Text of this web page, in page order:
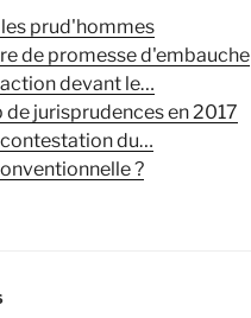
prud'hommes
de promesse d'embauche
devant le…
jurisprudences en 2017
du…
?